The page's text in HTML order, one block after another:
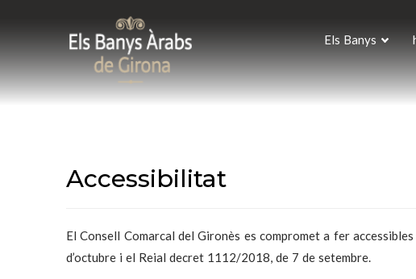
Els Banys
Accessibilitat
El Consell Comarcal del Gironès es compromet a fer
d’octubre i el Reial decret 1112/2018, de 7 de setembre.